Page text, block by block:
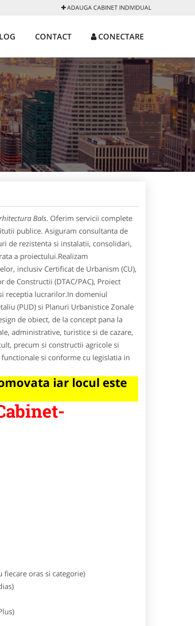
ADAUGA CABINET INDIVIDUAL
CONTACT CONECTARE
Bals. Oferim servicii complete
publice. Asiguram consultanta de
de rezistenta si instalatii, consolidari,
a proiectului.Realizam
inclusiv Certificat de Urbanism (CU),
Constructii (DTAC/PAC), Proiect
receptia lucrarilor.In domeniul
(PUD) si Planuri Urbanistice Zonale
de obiect, de la concept pana la
administrative, turistice si de cazare,
precum si constructii agricole si
si conforme cu legislatia in
iar locul este
oras si categorie)